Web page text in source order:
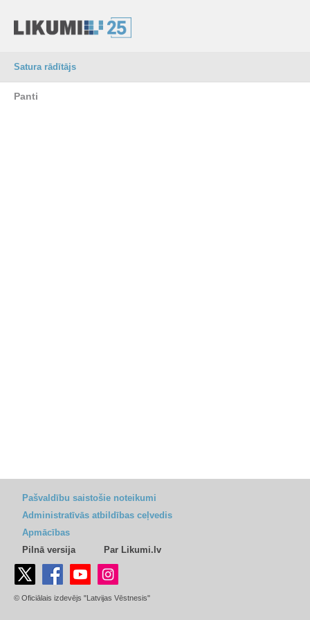
Satura rādītājs
Panti
Pašvaldību saistošie noteikumi
Administratīvās atbildības ceļvedis
Apmācības
Pilnā versija
Par Likumi.lv
© Oficiālais izdevējs "Latvijas Vēstnesis"